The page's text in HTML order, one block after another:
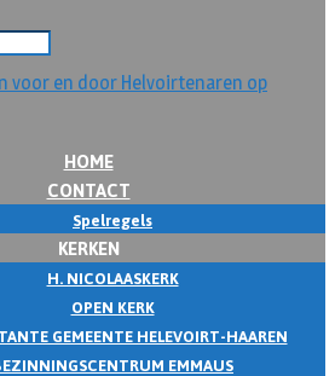
HOME
CONTACT
Spelregels
KERKEN
H. NICOLAASKERK
OPEN KERK
GEMEENTE HELEVOIRT-HAAREN
EMMAUS